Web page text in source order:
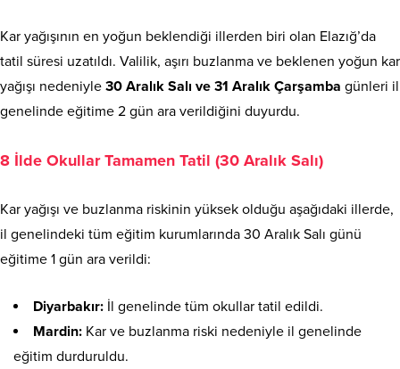
Kar yağışının en yoğun beklendiği illerden biri olan Elazığ’da
tatil süresi uzatıldı. Valilik, aşırı buzlanma ve beklenen yoğun kar
yağışı nedeniyle 30 Aralık Salı ve 31 Aralık Çarşamba günleri il
genelinde eğitime 2 gün ara verildiğini duyurdu.
8 İlde Okullar Tamamen Tatil (30 Aralık Salı)
Kar yağışı ve buzlanma riskinin yüksek olduğu aşağıdaki illerde,
il genelindeki tüm eğitim kurumlarında 30 Aralık Salı günü
eğitime 1 gün ara verildi:
Diyarbakır: İl genelinde tüm okullar tatil edildi.
Mardin: Kar ve buzlanma riski nedeniyle il genelinde
eğitim durduruldu.